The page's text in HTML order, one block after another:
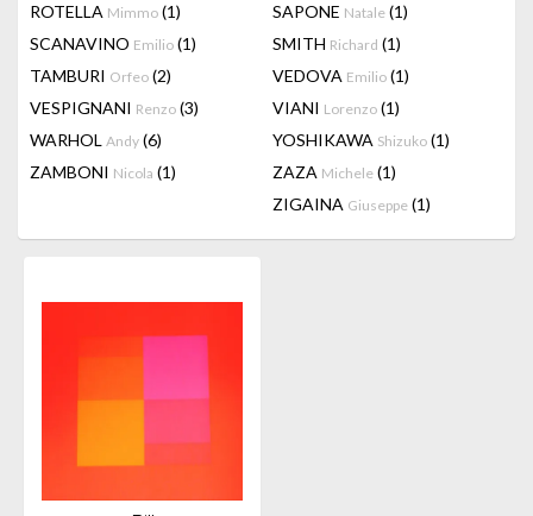
ROTELLA Mimmo (1) SAPONE Natale (1)
SCANAVINO Emilio (1) SMITH Richard (1)
TAMBURI Orfeo (2) VEDOVA Emilio (1)
VESPIGNANI Renzo (3) VIANI Lorenzo (1)
WARHOL Andy (6) YOSHIKAWA Shizuko (1)
ZAMBONI Nicola (1) ZAZA Michele (1)
ZIGAINA Giuseppe (1)